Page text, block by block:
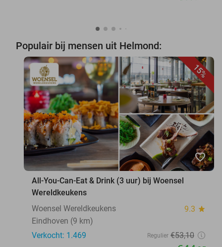
Populair bij mensen uit Helmond:
15%
favorite_border
All-You-Can-Eat & Drink (3 uur) bij Woensel
Wereldkeukens
Woensel Wereldkeukens
9.3 star
Eindhoven (9 km)
Verkocht: 1.469
Regulier €53,10